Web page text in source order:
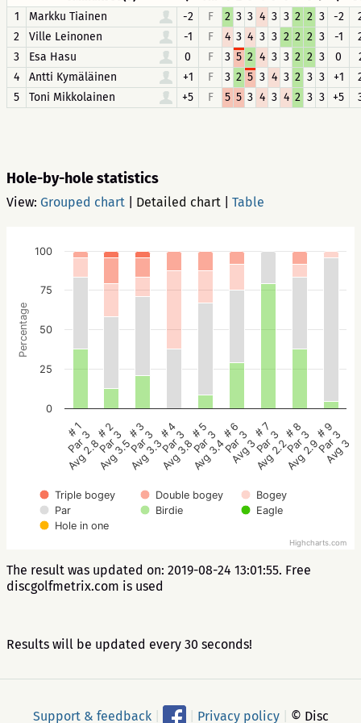
1
Markku Tiainen -2 F 2 3 3 4 3 3 2 2 3 -2
2
Ville Leinonen -1 F 4 3 4 3 3 2 2 2 3 -1
3
Esa Hasu 0 F 3 5 2 4 3 3 2 2 3 0
4
Antti Kymäläinen +1 F 3 2 5 3 4 3 2 3 3 +1
5
Toni Mikkolainen +5 F 5 5 3 4 3 4 2 3 3 +5
Hole-by-hole statistics
View: Grouped chart Detailed chart Table
Percentage
Triple bogey Double bogey
Bogey
Par
Birdie
Eagle
Hole in one
# 1
Par 3
Avg 2.8
# 2
Par 3
Avg 3.5
# 3
Par 3
Avg 3.3
# 4
Par 3
Avg 3.8
# 5
Par 3
Avg 3.4
# 6
Par 3
Avg 3
# 7
Par 3
Avg 2.2
# 8
Par 3
Avg 2.9
# 9
Par 3
Avg 3
0
25
50
75
100
Highcharts.com
The result was updated on: 2019-08-24 13:01:55. Free
discgolfmetrix.com is used
Results will be updated every 30 seconds!
Support & feedback Privacy policy © Disc